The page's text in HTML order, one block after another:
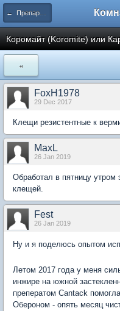
← Препараты и средства для борьбы с болезнями и вредителями
Коромайт (Koromite) или
«
FoxH1978
29 Dec 2017
Клещи резистентные к
MaxL
26 Jan 2019
Обработал в пятницу
клещей.
Fest
26 Jan 2019
Ну и я поделюсь опытом
Летом 2017 года у меня
инжире на южной
преператом Cantack
Обероном - опять месяц